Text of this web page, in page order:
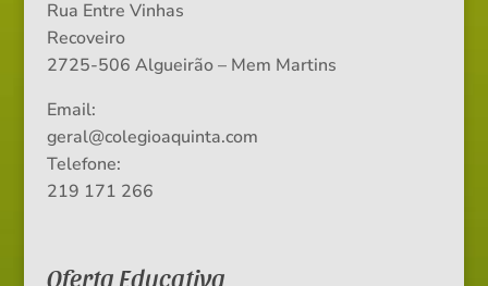
Rua Entre Vinhas
Recoveiro
2725-506 Algueirão – Mem Martins
Email:
geral@colegioaquinta.com
Telefone:
219 171 266
Oferta Educativa